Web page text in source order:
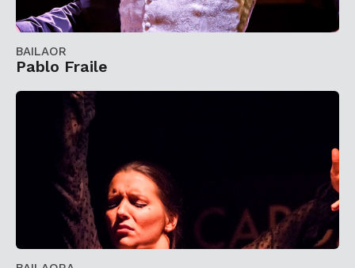
BAILAOR
Pablo Fraile